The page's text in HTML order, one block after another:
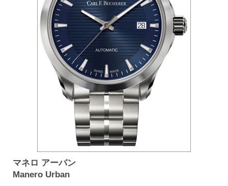
マネロ アーバン
Manero Urban